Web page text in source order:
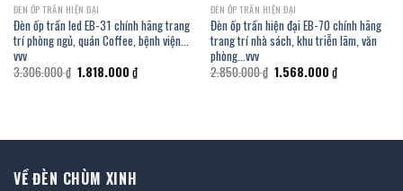
ĐÈN ỐP TRẦN HIỆN ĐẠI
Đèn ốp trần led EB-31 chính hãng trang
trí phòng ngủ, quán Coffee, bệnh viện…
vvv
3.306.000₫ Giá
gốc
1.818.000 ₫Giá
hiện
ĐÈN ỐP TRẦN HIỆN ĐẠI
Đèn ốp trần hiện đại EB-70 chính hãng
trang trí nhà sách, khu triễn lãm, văn
phòng…vvv
2.850.000₫ Giá
gốc
1.568.000 ₫Giá
hiện
VỀ ĐÈN CHÙM XINH